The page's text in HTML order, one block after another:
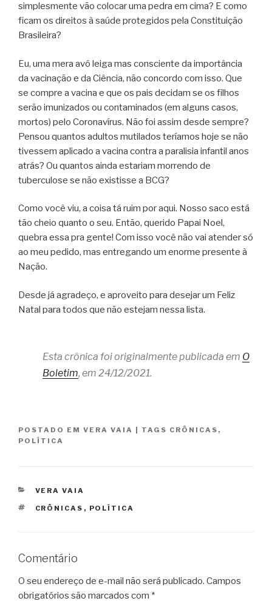
simplesmente vão colocar uma pedra em cima? E como
ficam os direitos à saúde protegidos pela Constituição
Brasileira?
Eu, uma mera avó leiga mas consciente da importância
da vacinação e da Ciência, não concordo com isso. Que
se compre a vacina e que os pais decidam se os filhos
serão imunizados ou contaminados (em alguns casos,
mortos) pelo Coronavírus. Não foi assim desde sempre?
Pensou quantos adultos mutilados teríamos hoje se não
tivessem aplicado a vacina contra a paralisia infantil anos
atrás? Ou quantos ainda estariam morrendo de
tuberculose se não existisse a BCG?
Como você viu, a coisa tá ruim por aqui. Nosso saco está
tão cheio quanto o seu. Então, querido Papai Noel,
quebra essa pra gente! Com isso você não vai atender só
ao meu pedido, mas entregando um enorme presente à
Nação.
Desde já agradeço, e aproveito para desejar um Feliz
Natal para todos que não estejam nessa lista.
Esta crônica foi originalmente publicada em O
Boletim, em 24/12/2021.
POSTADO EM VERA VAIA | TAGS CRÔNICAS ,
POLÍTICA
CATEGORIAS
VERA VAIA
TAGS
CRÔNICAS , POLÍTICA
Comentário
O seu endereço de e-mail não será publicado. Campos
obrigatórios são marcados com *